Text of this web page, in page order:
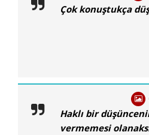
Çok konuştukça
Haklı bir
vermemesi